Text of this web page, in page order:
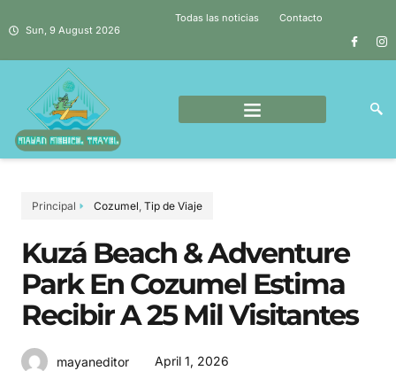
Sun, 9 August 2026
Todas las noticias Contacto
Principal Cozumel, Tip de Viaje
Kuzá Beach & Adventure
Park En Cozumel Estima
Recibir A 25 Mil Visitantes
mayaneditor April 1, 2026